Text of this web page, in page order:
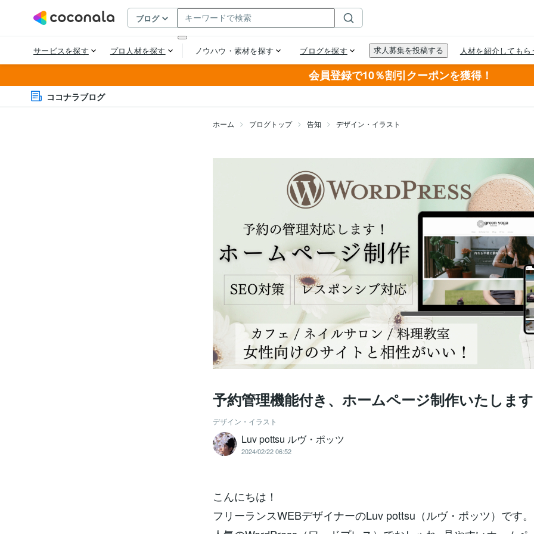
会員登録で10％割引クーポンを獲得！
ココナラブログ
ホーム ブログトップ 告知 デザイン・イラスト
予約管理機能付き、ホームページ制作いたしま
デザイン・イラスト
Luv pottsu ルヴ・ポッツ
2024/02/22 06:52
こんにちは！
フリーランスWEBデザイナーのLuv pottsu（ルヴ・ポッツ）です。